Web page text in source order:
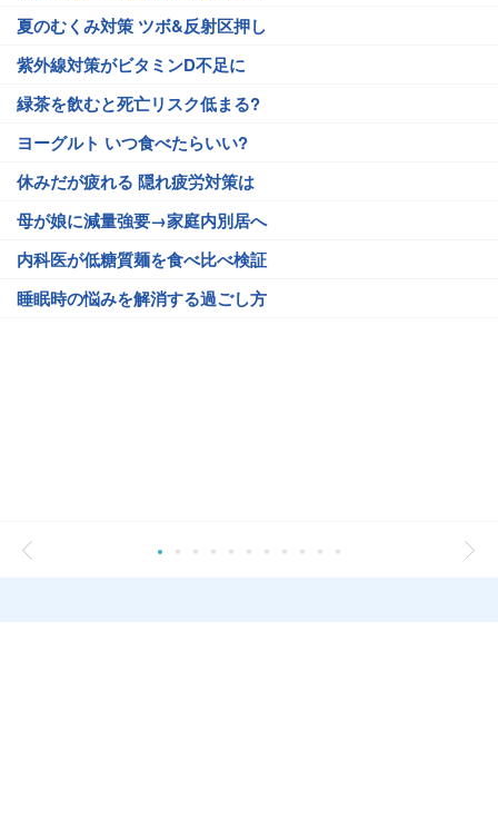
夏のむくみ対策 ツボ&反射区押し
紫外線対策がビタミンD不足に
緑茶を飲むと死亡リスク低まる?
ヨーグルト いつ食べたらいい?
休みだが疲れる 隠れ疲労対策は
母が娘に減量強要→家庭内別居へ
内科医が低糖質麺を食べ比べ検証
睡眠時の悩みを解消する過ごし方